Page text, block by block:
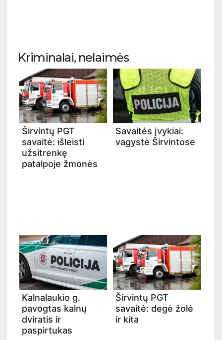
Kriminalai, nelaimės
Širvintų PGT
savaitė: išleisti
užsitrenkę
patalpoje žmonės
Savaitės įvykiai:
vagystė Širvintose
Kalnalaukio g.
pavogtas kalnų
dviratis ir
paspirtukas
Širvintų PGT
savaitė: degė žolė
ir kita